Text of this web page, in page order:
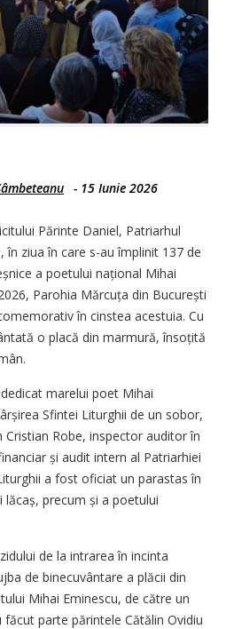
- 15 Iunie 2026
Părinte Daniel, Patriarhul
în ziua în care s-au împlinit 137 de
a poetului național Mihai
Parohia Mărcuța din București
în cinstea acestuia. Cu
o placă din marmură, însoțită
marelui poet Mihai
Sfintei Liturghii de un sobor,
Robe, inspector auditor în
și audit intern al Patriarhiei
a fost oficiat un parastas în
precum și a poetului
de la intrarea în incinta
de binecuvântare a plăcii din
Mihai Eminescu, de către un
parte părintele Cătălin Ovidiu